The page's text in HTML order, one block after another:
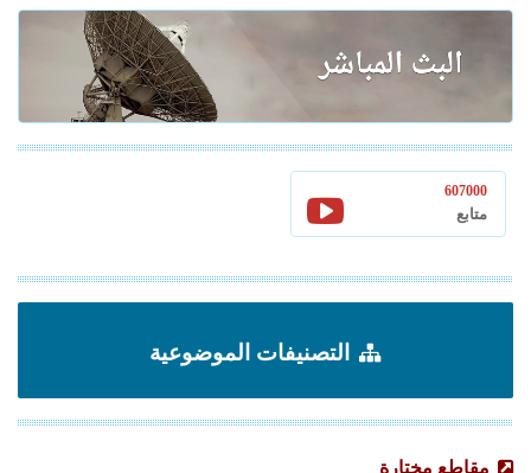
607000
متابع
التصنيفات الموضوعية
مقاطع مختارة